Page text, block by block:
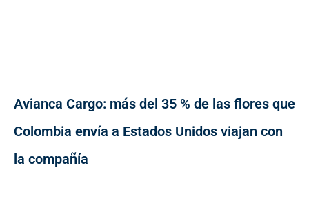
Avianca Cargo: más del 35 % de las flores que
Colombia envía a Estados Unidos viajan con
la compañía